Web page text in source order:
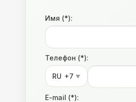
Имя (*):
Телефон (*):
RU +7 ▼
E-mail (*):